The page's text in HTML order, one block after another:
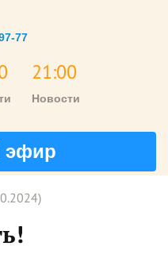
77
21:00
Новости
эфир